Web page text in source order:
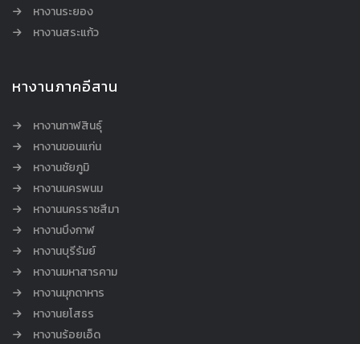
หางานระยอง
หางานสระแก้ว
หางานภาคอีสาน
หางานกาฬสินธุ์
หางานขอนแก่น
หางานชัยภูมิ
หางานนครพนม
หางานนครราชสีมา
หางานบึงกาฬ
หางานบุรีรัมย์
หางานมหาสารคาม
หางานมุกดาหาร
หางานยโสธร
หางานร้อยเอ็ด